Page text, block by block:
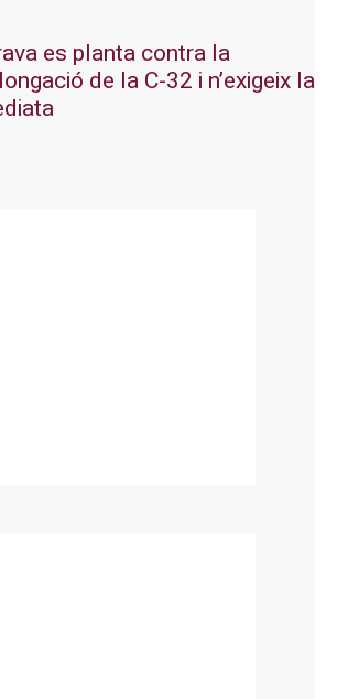
es planta contra la
de la C-32 i n’exigeix la